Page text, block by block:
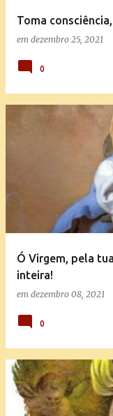
Toma
em dezembro 25, 2021
0
Ó Virgem, pela
inteira!
em dezembro 08, 2021
0